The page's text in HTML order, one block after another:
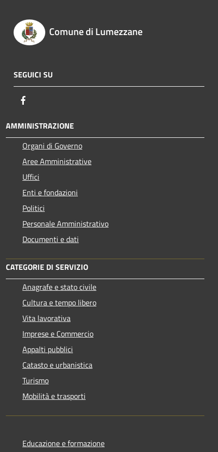
Comune di Lumezzane
SEGUICI SU
AMMINISTRAZIONE
Organi di Governo
Aree Amministrative
Uffici
Enti e fondazioni
Politici
Personale Amministrativo
Documenti e dati
CATEGORIE DI SERVIZIO
Anagrafe e stato civile
Cultura e tempo libero
Vita lavorativa
Imprese e Commercio
Appalti pubblici
Catasto e urbanistica
Turismo
Mobilità e trasporti
Educazione e formazione